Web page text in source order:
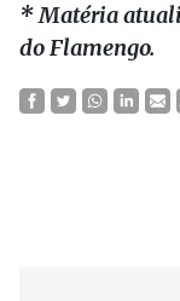
* Matéria
do Flamengo.